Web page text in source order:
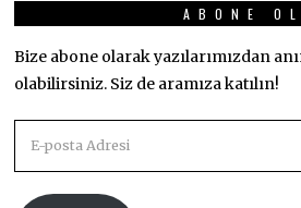
ABONE OL
Bize abone olarak yazılarımızdan
olabilirsiniz. Siz de aramıza katılın!
posta